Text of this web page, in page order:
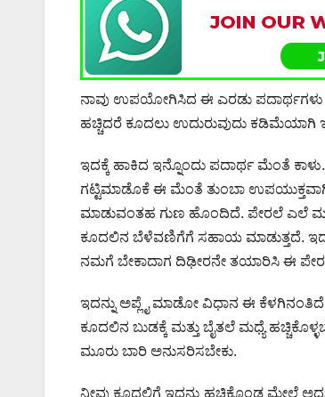
ನಾವು ಉಪಯೋಗಿಸಿದ ಈ ಎರಡು ಪದಾರ್ಥಗಳು
ಹಚ್ಚಿದರೆ ಕೂದಲು ಉದುರುವುದು ಕಡಿಮೆಯಾಗಿ
ಇದಕ್ಕೆ ಹಾಕಿದ ಇನ್ನೊಂದು ಪದಾರ್ಥ ಮೆಂತೆ
ಗಟ್ಟಿಮಾಡೊಕೆ ಈ ಮೆಂತೆ ತುಂಬಾ
ಮಾಡುವಂತಹ ಗುಣ ಹೊಂದಿದೆ. ಪೇರಲೆ ಎಲೆ ಮತ್ತು
ಕೂದಲಿನ ಬೆಳೆವಣಿಗೆಗೆ ಸಹಾಯ ಮಾಡುತ್ತದೆ. ಇದು
ನಮಗೆ ಬೇಕಾದಾಗ ದಿಢೀರನೇ ತಯಾರಿಸಿ ಈ
ಇದನ್ನು ಅಪ್ಲೈ ಮಾಡೋ ವಿಧಾನ ಈ ಕೆಳಗಿನಂತಿದೆ.
ಕೂದಲಿನ ಬುಡಕ್ಕೆ ಮತ್ತು ಬೈತಲೆ ಮಧ್ಯೆ
ಮೂರು ಬಾರಿ ಅನುಸರಿಸಬೇಕು.
ನೀವು ಕೂದಲಿಗೆ ಇದನ್ನು ಹಚ್ಚಿಕೊಂಡ ಮೇಲೆ